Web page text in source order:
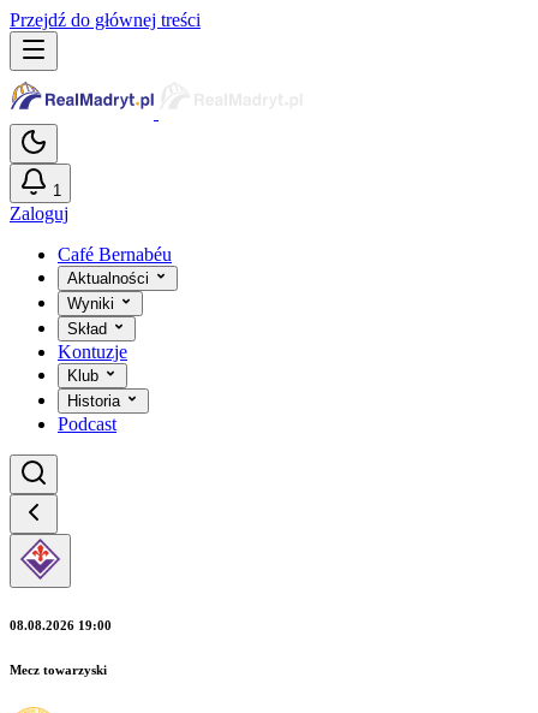
Przejdź do głównej treści
1
Zaloguj
Café Bernabéu
Aktualności
Wyniki
Skład
Kontuzje
Klub
Historia
Podcast
08.08.2026 19:00
Mecz towarzyski